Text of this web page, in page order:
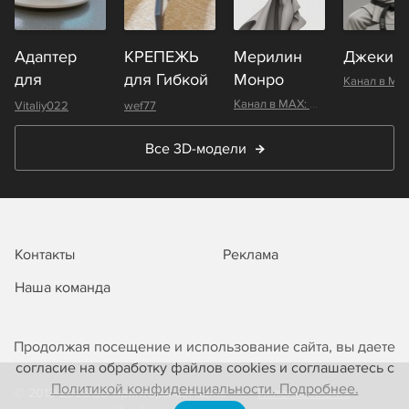
Продолжая посещение и использование сайта, вы даете
согласие на обработку файлов cookies и соглашаетесь с
Политикой конфиденциальности. Подробнее.
Адаптер
для
больших
катушек
Vitaliy022
КРЕПЕЖЬ
для Гибкой
гофрированной
двустенной
трубы
Экопласт
NR040 ПНД
wef77
Мерилин
Монро
Канал в MAX: @channel_3d_stl
Джеки
Все 3D-модели
Контакты
Реклама
Наша команда
© 2013-2026 3D-принтеры сегодня!
Использование